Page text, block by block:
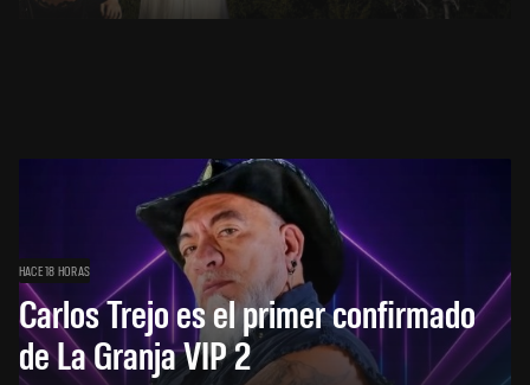
HACE 18 HORAS
Carlos Trejo es el primer confirmado
de La Granja VIP 2